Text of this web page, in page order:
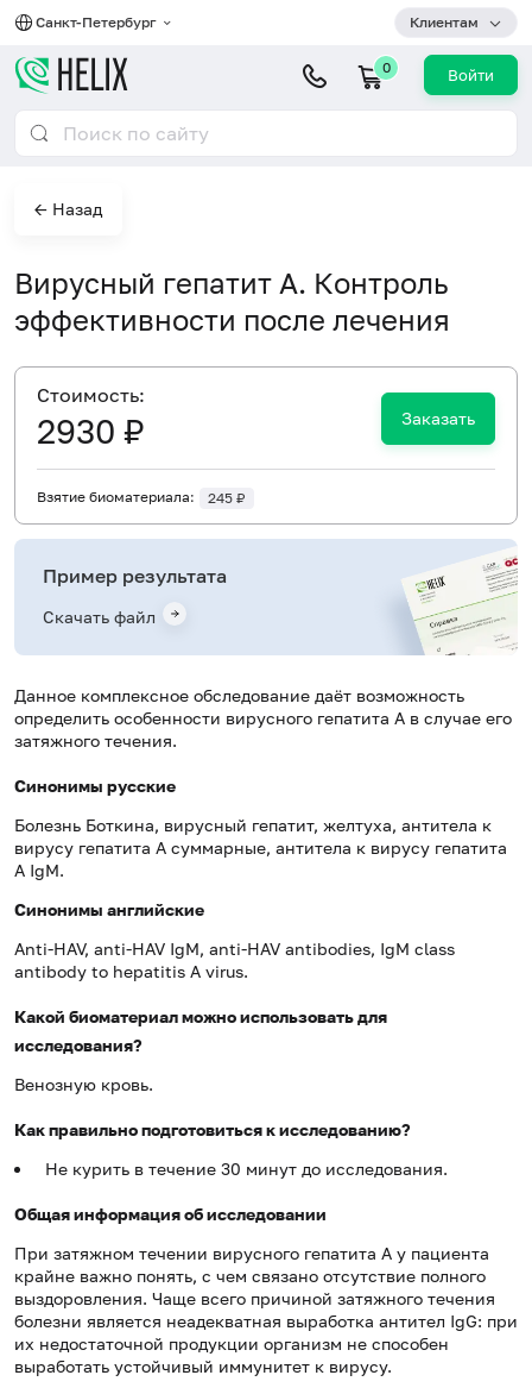
Санкт-Петербург Клиентам
0 Войти
← Назад
Вирусный гепатит A. Контроль
эффективности после лечения
Данное комплексное обследование даёт возможность
определить особенности вирусного гепатита А в случае его
затяжного течения.
Синонимы русские
Болезнь Боткина, вирусный гепатит, желтуха, антитела к
вирусу гепатита А суммарные, антитела к вирусу гепатита
А IgM.
Синонимы английские
Anti-HAV, anti-HAV IgM, anti-HAV antibodies, IgM class
antibody to hepatitis A virus.
Какой биоматериал можно использовать для
исследования?
Венозную кровь.
Как правильно подготовиться к исследованию?
Не курить в течение 30 минут до исследования.
Общая информация об исследовании
При затяжном течении вирусного гепатита А у пациента
крайне важно понять, с чем связано отсутствие полного
выздоровления. Чаще всего причиной затяжного течения
болезни является неадекватная выработка антител IgG: при
их недостаточной продукции организм не способен
выработать устойчивый иммунитет к вирусу.
Cтоимость:
2930 ₽ Заказать
Взятие биоматериала: 245 ₽
Пример результата
Скачать файл